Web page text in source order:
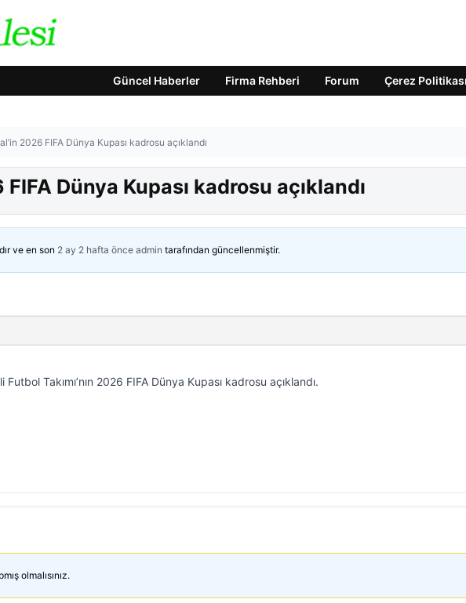
Güncel Haberler Firma Rehberi Forum Çerez Politikası
2026 FIFA Dünya Kupası kadrosu açıklandı
Dünya Kupası kadrosu açıklandı
ve en son 2 ay 2 hafta önce admin tarafından güncellenmiştir.
Futbol Takımı’nın 2026 FIFA Dünya Kupası kadrosu açıklandı.
olmalısınız.